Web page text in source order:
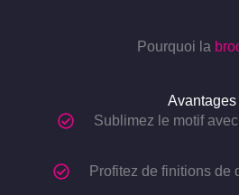
Pourquoi la
Avantages
Sublimez le motif
Profitez de finitions de